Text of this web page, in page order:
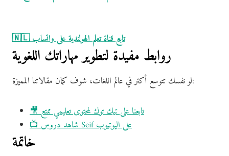
🇳🇱 تابع قناة تعلم الهولندية على واتساب
روابط مفيدة لتطوير مهاراتك اللغوية
لو نفسك تتوسع أكتر في عالم اللغات، شوف كمان مقالاتنا المميزة:
🎥 تابعنا على تيك توك لمحتوى تعليمي ممتع
📺 شاهد دروس Seif على اليوتيوب
خاتمة